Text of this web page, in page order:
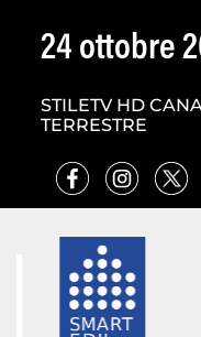
24 ottobre
STILETV HD
TERRESTRE